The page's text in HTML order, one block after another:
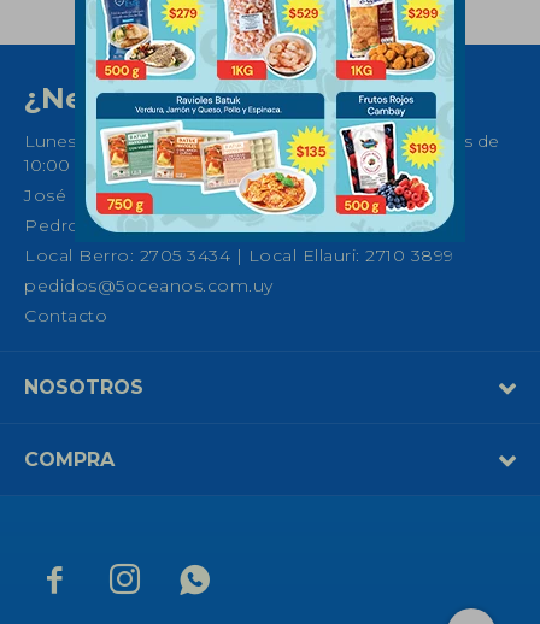
  
¿Necesitas ayuda?
Lunes a Sábados de 08:30 a 21:00 horas y Domingos de
10:00 a 14:00
José Ellauri 558, Montevideo
Pedro Fco. Berro 1039, Montevideo
Local Berro: 2705 3434 | Local Ellauri: 2710 3899
pedidos@5oceanos.com.uy
Contacto
NOSOTROS
COMPRA